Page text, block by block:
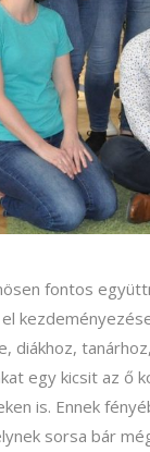
fontos
diákhoz,
egy kicsit az
is. Ennek
sorsa bár